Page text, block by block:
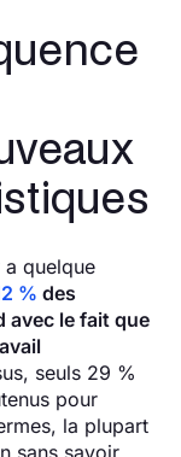
quelque
% des
avec le fait que
seuls 29 %
pour
la plupart
sans savoir